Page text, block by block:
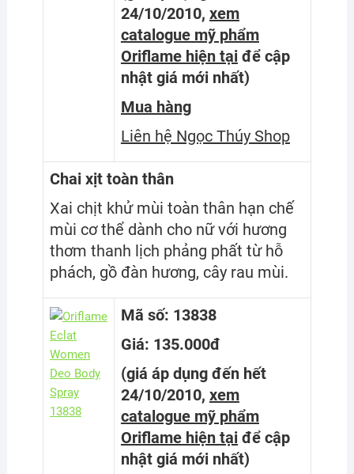
24/10/2010, xem
catalogue mỹ phẩm
Oriflame hiện tại để cập
nhật giá mới nhất)
Mua hàng
Liên hệ Ngọc Thúy Shop
Chai xịt toàn thân
Xai chịt khử mùi toàn thân hạn chế
mùi cơ thể dành cho nữ với hương
thơm thanh lịch phảng phất từ hỗ
phách, gồ đàn hương, cây rau mùi.
Mã số: 13838
Giá: 135.000đ
(giá áp dụng đến hết
24/10/2010, xem
catalogue mỹ phẩm
Oriflame hiện tại để cập
nhật giá mới nhất)